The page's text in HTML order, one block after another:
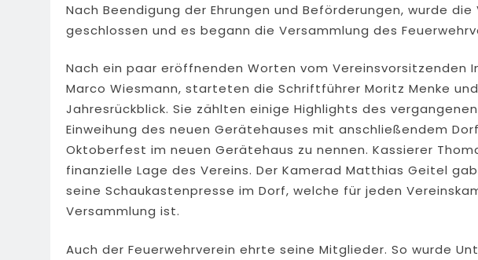
Nach Beendigung der Ehrungen und Beförderungen, wurde
geschlossen und es begann die Versammlung des
Nach ein paar eröffnenden Worten vom Vereinsvorsitzenden
Marco Wiesmann, starteten die Schriftführer Moritz Menke
Jahresrückblick. Sie zählten einige Highlights des
Einweihung des neuen Gerätehauses mit anschließendem
Oktoberfest im neuen Gerätehaus zu nennen. Kassierer
finanzielle Lage des Vereins. Der Kamerad Matthias Geitel
seine Schaukastenpresse im Dorf, welche für jeden
Versammlung ist.
Auch der Feuerwehrverein ehrte seine Mitglieder. So wurde